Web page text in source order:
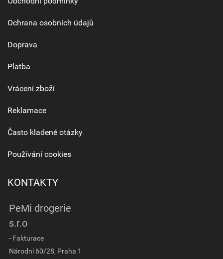
Ochrana osobních údajů
Doprava
Platba
Vrácení zboží
Reklamace
Často kladené otázky
Používání cookies
KONTAKTY
PeMi drogerie
s.r.o
- Fakturace
Národní 60/28, Praha 1